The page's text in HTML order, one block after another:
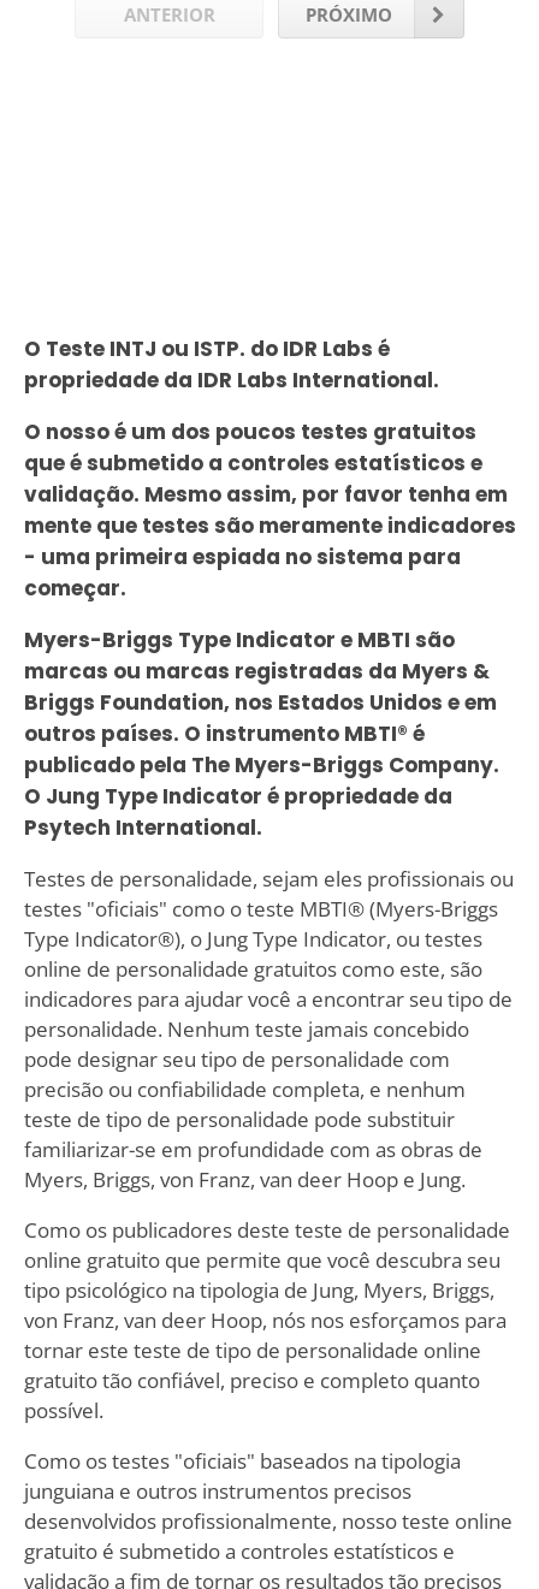
ANTERIOR PRÓXIMO
O Teste INTJ ou ISTP. do IDR Labs é
propriedade da IDR Labs International.
O nosso é um dos poucos testes gratuitos
que é submetido a controles estatísticos e
validação. Mesmo assim, por favor tenha em
mente que testes são meramente indicadores
- uma primeira espiada no sistema para
começar.
Myers-Briggs Type Indicator e MBTI são
marcas ou marcas registradas da Myers &
Briggs Foundation, nos Estados Unidos e em
outros países. O instrumento MBTI® é
publicado pela The Myers-Briggs Company.
O Jung Type Indicator é propriedade da
Psytech International.
Testes de personalidade, sejam eles profissionais ou
testes "oficiais" como o teste MBTI® (Myers-Briggs
Type Indicator®), o Jung Type Indicator, ou testes
online de personalidade gratuitos como este, são
indicadores para ajudar você a encontrar seu tipo de
personalidade. Nenhum teste jamais concebido
pode designar seu tipo de personalidade com
precisão ou confiabilidade completa, e nenhum
teste de tipo de personalidade pode substituir
familiarizar-se em profundidade com as obras de
Myers, Briggs, von Franz, van deer Hoop e Jung.
Como os publicadores deste teste de personalidade
online gratuito que permite que você descubra seu
tipo psicológico na tipologia de Jung, Myers, Briggs,
von Franz, van deer Hoop, nós nos esforçamos para
tornar este teste de tipo de personalidade online
gratuito tão confiável, preciso e completo quanto
possível.
Como os testes "oficiais" baseados na tipologia
junguiana e outros instrumentos precisos
desenvolvidos profissionalmente, nosso teste online
gratuito é submetido a controles estatísticos e
validação a fim de tornar os resultados tão precisos